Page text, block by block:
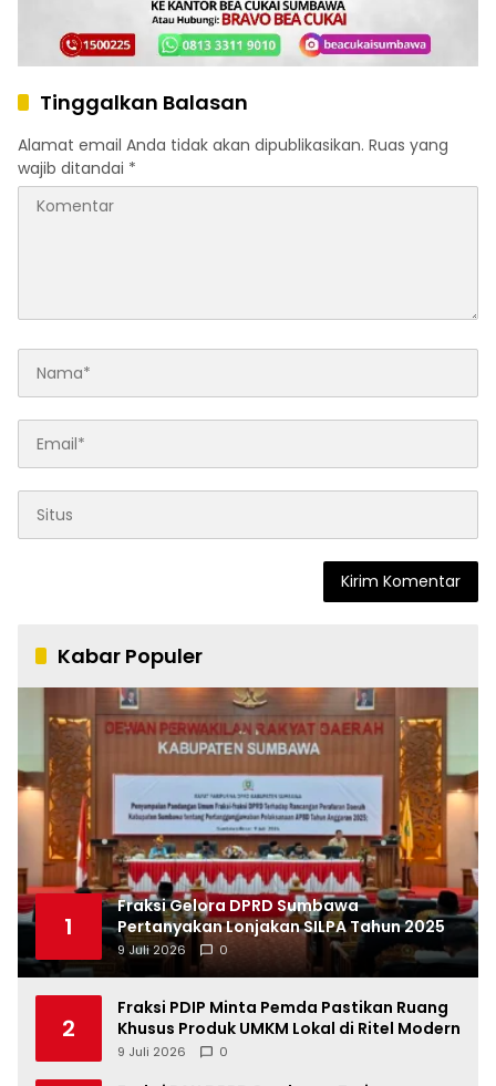
Tinggalkan Balasan
Alamat email Anda tidak akan dipublikasikan. Ruas yang
wajib ditandai *
Kabar Populer
1
Fraksi Gelora DPRD Sumbawa
Pertanyakan Lonjakan SILPA Tahun 2025
9 Juli 2026 0
2
Fraksi PDIP Minta Pemda Pastikan Ruang
Khusus Produk UMKM Lokal di Ritel Modern
9 Juli 2026 0